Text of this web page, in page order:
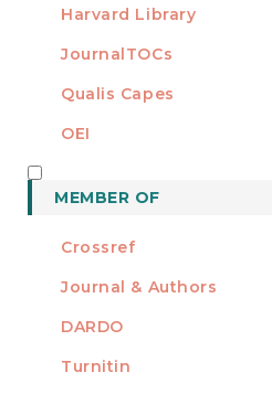
Harvard Library
JournalTOCs
Qualis Capes
OEI
MEMBER OF
Crossref
Journal & Authors
DARDO
Turnitin